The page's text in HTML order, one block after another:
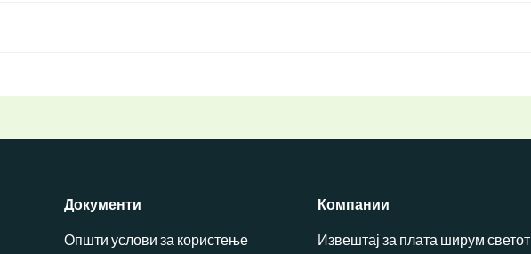
Документи
Општи услови за користење
Компании
Извештај за плата ширум светот